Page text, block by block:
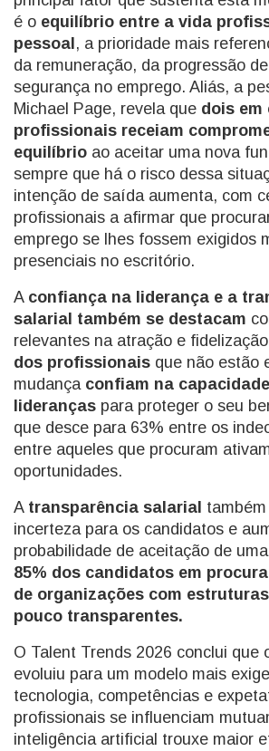
é o equilíbrio entre a vida
pessoal , a prioridade mais
da remuneração, da progressão
segurança no emprego. Aliás, a
Michael Page, revela que dois em
profissionais receiam
equilíbrio ao aceitar uma nova
sempre que há o risco dessa
intenção de saída aumenta, com
profissionais a afirmar que
emprego se lhes fossem exigidos
presenciais no escritório.
A confiança na liderança e a
salarial também se destacam
relevantes na atração e
dos profissionais que não estão
mudança confiam na
lideranças para proteger o seu
que desce para 63% entre os
entre aqueles que procuram
oportunidades.
A transparência salarial
incerteza para os candidatos e
probabilidade de aceitação de
85% dos candidatos em
de organizações com
pouco transparentes.
O Talent Trends 2026 conclui que
evoluiu para um modelo mais
tecnologia, competências e
profissionais se influenciam
inteligência artificial trouxe maior